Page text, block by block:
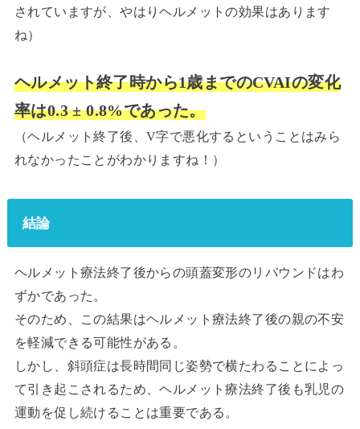
されていますが、やはりヘルメットの効果はあります
ね）
ヘルメット終了時から1歳までのCVAIの変化
率は0.3 ± 0.8%であった。
（ヘルメット終了後、V字で悪化するということはみら
れなかったことがわかりますね！）
結論
ヘルメット療法終了後からの頭蓋変形のリバウンドはわ
ずかであった。
そのため、この結果はヘルメット療法終了後の親の不安
を軽減できる可能性がある。
しかし、斜頭症は長時間同じ姿勢で横たわることによっ
て引き起こされるため、ヘルメット療法終了後も乳児の
運動を促し続けることは重要である。